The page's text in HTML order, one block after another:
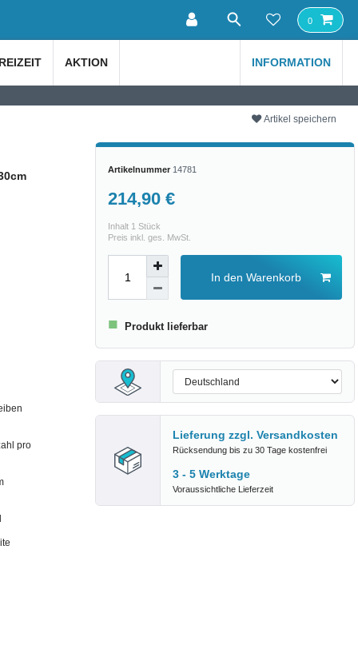
0
AKTION INFORMATION
Artikel speichern
pro
Artikelnummer 14781
214,90 €
Inhalt 1Stück
Preis inkl. ges. MwSt.
In den Warenkorb
■ Produkt lieferbar
Lieferung zzgl. Versandkosten
Rücksendung bis zu 30 Tage kostenfrei
3 - 5 Werktage
Voraussichtliche Lieferzeit